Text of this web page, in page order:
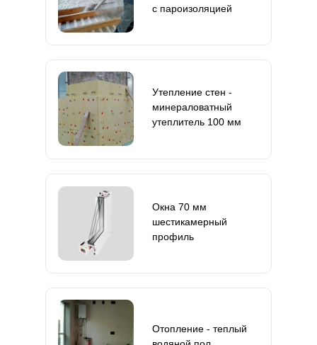
с пароизоляцией
Утепление стен -
минераловатный
утеплитель 100 мм
Окна 70 мм
шестикамерный
профиль
Отопление - теплый